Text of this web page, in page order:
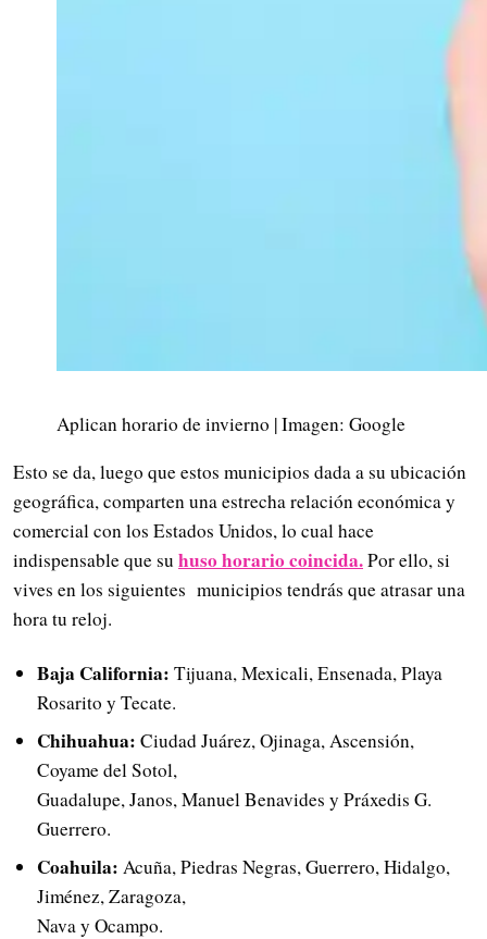
Aplican horario de invierno | Imagen: Google
Esto se da, luego que estos municipios dada a su ubicación
geográfica, comparten una estrecha relación económica y
comercial con los Estados Unidos, lo cual hace
indispensable que su huso horario coincida.Por ello, si
vives en los siguientes municipios tendrás que atrasar una
hora tu reloj.
Baja California: Tijuana, Mexicali, Ensenada, Playa
Rosarito y Tecate.
Chihuahua: Ciudad Juárez, Ojinaga, Ascensión,
Coyame del Sotol,
Guadalupe, Janos, Manuel Benavides y Práxedis G.
Guerrero.
Coahuila: Acuña, Piedras Negras, Guerrero, Hidalgo,
Jiménez, Zaragoza,
Nava y Ocampo.